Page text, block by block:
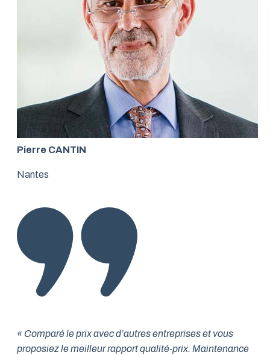
Pierre CANTIN
Nantes
« Comparé le prix avec d’autres entreprises et vous
proposiez le meilleur rapport qualité-prix. Maintenance